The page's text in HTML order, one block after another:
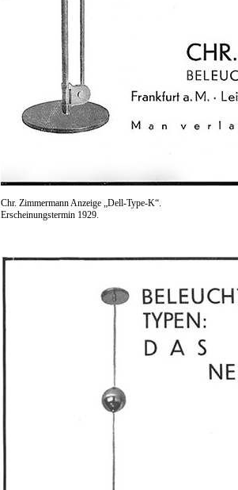
Chr. Zimmermann Anzeige „Dell-Type-K“.
Erscheinungstermin 1929.